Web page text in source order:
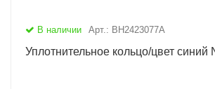
В наличии Арт.: BH2423077A
Уплотнительное кольцо/цвет синий